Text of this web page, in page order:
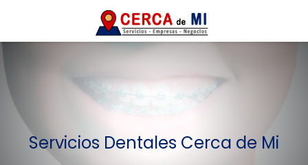
Servicios Dentales Cerca de Mi